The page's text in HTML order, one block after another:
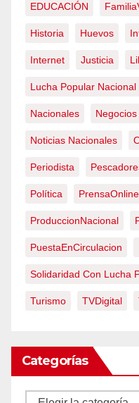
EDUCACIÓN
Historia Huevos
Internet Justicia
Lucha Popular Nacional
Nacionales Negocios
Noticias Nacionales
Periodista
Política PrensaOnline
ProduccionNacional
PuestaEnCirculacion
Solidaridad Con Lucha
Turismo TVDigital
Categorías
Categorías